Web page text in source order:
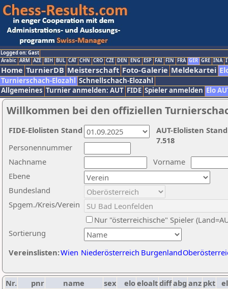
Logged on: Gast
Arabic ARM AZE BIH BUL CAT CHN CRO CZE DEN ENG ESP FAI FIN FRA GER GRE INA
Home TurnierDB Meisterschaft Foto-Galerie Meldekartei
Turnierschach-Elozahl Schnellschach-Elozahl
Allgemeines Turnier anmelden: AUT FIDE Spieler anmelden Elo
Willkommen bei den offiziellen
Nachname
Vorname
Ebene
Sortierung
Personennummer
Bundesland
Spgem./Kreis/Verein
Nur "österreichische" Spieler
Vereinslisten:Wien Niederösterreich Burgenland
AUT-Elolisten
7.518
FIDE-Elolisten Stand
Nr. pnr name sex eloeloaltdiffabg anz pkt